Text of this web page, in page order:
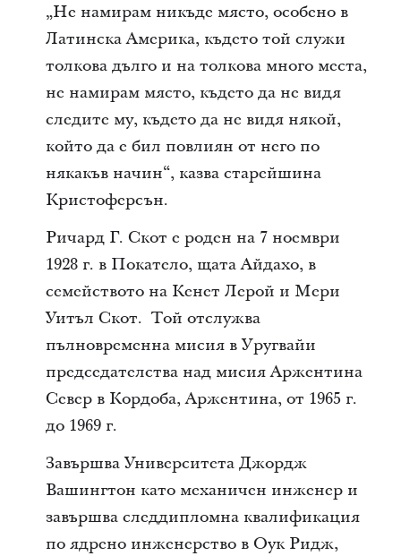
„Не намирам никъде място, особено в
Латинска Америка, където той служи
толкова дълго и на толкова много места,
не намирам място, където да не видя
следите му, където да не видя някой,
който да е бил повлиян от него по
някакъв начин“, казва старейшина
Кристоферсън.
Ричард Г. Скот е роден на 7 ноември
1928 г. в Покатело, щата Айдахо, в
семейството на Кенет Лерой и Мери
Уитъл Скот. Той отслужва
пълновременна мисия в Уругвайи
председателства над мисия Аржентина
Север в Кордоба, Аржентина, от 1965 г.
до 1969 г.
Завършва Университета Джордж
Вашингтон като механичен инженер и
завършва следдипломна квалификация
по ядрено инженерство в Оук Ридж,